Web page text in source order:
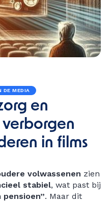
DE MEDIA
en
in films
volwassenen zien
stabiel, wat past bij
pensioen”. Maar dit